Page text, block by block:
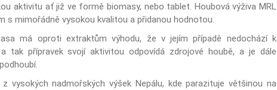
aktivitu ať již ve formě biomasy, nebo tablet. Houbová výživa MRL
s mimořádně vysokou kvalitou a přidanou hodnotou.
má oproti extraktům výhodu, že v jejím případě nedochází k
tak přípravek svojí aktivitou odpovídá zdrojové houbě, a je dále
vysokých nadmořských výšek Nepálu, kde parazituje většinou na